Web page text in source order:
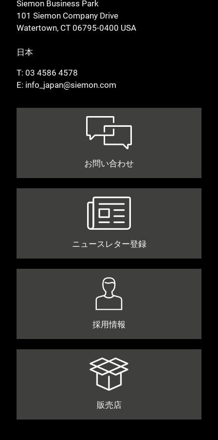
Siemon Business Park
101 Siemon Company Drive
Watertown, CT 06795-0400 USA
日本
T: 03 4586 4578
E: info_japan@siemon.com
お問い合わせ
ニュースレター登録
採用情報
販売店